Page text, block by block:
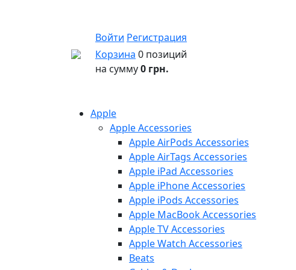
Войти Регистрация
Корзина 0 позиций
на сумму0 грн.
Apple
Apple Accessories
Apple AirPods Accessories
Apple AirTags Accessories
Apple iPad Accessories
Apple iPhone Accessories
Apple iPods Accessories
Apple MacBook Accessories
Apple TV Accessories
Apple Watch Accessories
Beats